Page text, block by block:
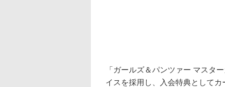
「ガールズ＆パンツァー マスタ
イスを採用し、入会特典として